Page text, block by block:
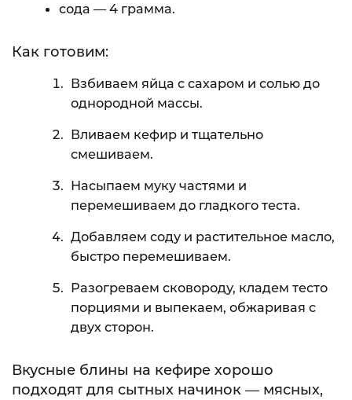
сода — 4 грамма.
Как готовим:
Взбиваем яйца с сахаром и солью до
однородной массы.
Вливаем кефир и тщательно
смешиваем.
Насыпаем муку частями и
перемешиваем до гладкого теста.
Добавляем соду и растительное масло,
быстро перемешиваем.
Разогреваем сковороду, кладем тесто
порциями и выпекаем, обжаривая с
двух сторон.
Вкусные блины на кефире хорошо
подходят для сытных начинок — мясных,